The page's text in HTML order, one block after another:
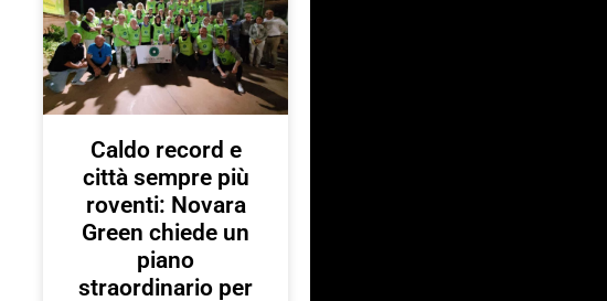
Caldo record e
città sempre più
roventi: Novara
Green chiede un
piano
straordinario per